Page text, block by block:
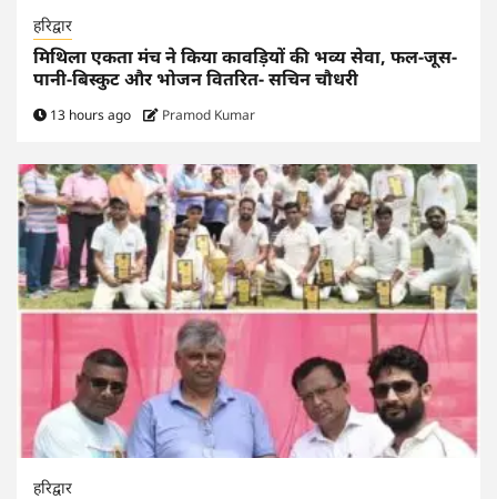
हरिद्वार
मिथिला एकता मंच ने किया कावड़ियों की भव्य सेवा, फल-जूस-
पानी-बिस्कुट और भोजन वितरित- सचिन चौधरी
13 hours ago Pramod Kumar
हरिद्वार